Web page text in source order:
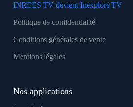
INREES TV devient Inexploré TV
Politique de confidentialité
Conditions générales de vente
Mentions légales
Nos applications